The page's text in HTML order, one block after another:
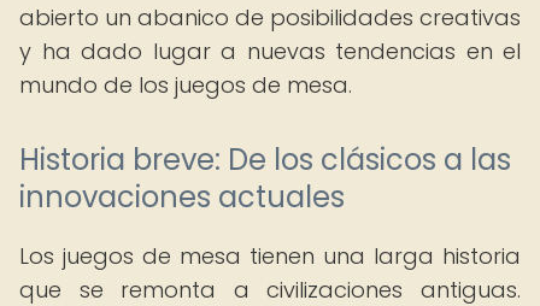
abierto un abanico de posibilidades creativas
y ha dado lugar a nuevas tendencias en el
mundo de los juegos de mesa.
Historia breve: De los clásicos a las
innovaciones actuales
Los juegos de mesa tienen una larga historia
que se remonta a civilizaciones antiguas.